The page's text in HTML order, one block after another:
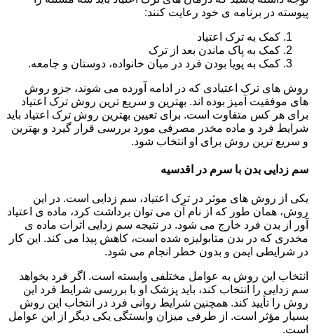
پیوسته در برنامه ی خود رعایت کنند:
کمک به ترک اعتیاد
کمک به پاک ماندن بعد از ترک
کمک به پویا بودن فرد در میان خانواده، دوستان و جامعه.
روش های ترک اعتیادی که در ادامه آورده می شوند، جزو روش
های موفقیت آمیز بوده اند. بهترین و سریع ترین روش ترک اعتیاد
برای هر کس متفاوت است. برای تعیین بهترین روش ترک اعتیاد باید
شرایط فرد و ماده مخدر مصرفی مورد بررسی قرار گیرد و بهترین
و سریع ترین روش برای او انتخاب شود.
سم زدایی بدن با سرم در اقدسیه
یکی از روش های موثر در ترک اعتیاد، سم زدایی است. در این
روش، همان طور که از نام آن می توان برداشت کرد، ماده ی اعتیاد
آور از بدن فرد خارج می شود. در نتیجه سم زدایی اثرات ماده ی
مخدری که در بدن متابولیزه شده است، کاهش پیدا می کند. این کار
در شرایطی ایمن و بدون خطر انجام می شود.
انتخاب این روش به عوامل مختلفی وابسته است. اگر فرد بخواهد
سم زدایی را انتخاب کند، باید پزشک او با بررسی شرایط فرد این
روش را تأیید کند. همچنین شرایط روانی فرد در انتخاب این روش
بسیار مؤثر است. از طرفی میزان وابستگی یکی دیگر از این عوامل
است.